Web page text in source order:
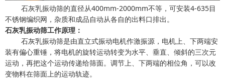
石灰乳振动筛的直径从400mm-2000mm不等，可安装4-635目
不锈钢编织网，杂质和成品自动从各自的出料口排出。
石灰乳振动筛工作原理：
石灰乳振动筛是由直立式振动电机作激振源，电机上、下两端安
装有偏心重锤，将电机的旋转运动转变为水平、垂直、倾斜的三次元
运动，再把这个运动传递给筛面。调节上、下两端的相位角，可以改
变物料在筛面上的运动轨迹。